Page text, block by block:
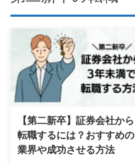
【第二新卒】証券会社から
転職するには？おすすめの
業界や成功させる方法